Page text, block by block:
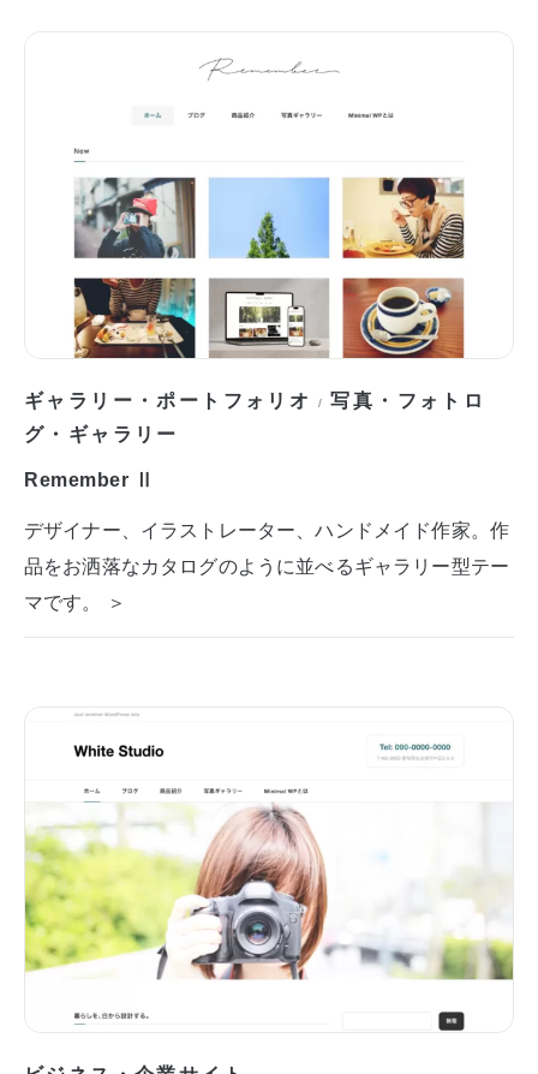
ギャラリー・ポートフォリオ /写真・フォトロ
グ・ギャラリー
Remember Ⅱ
デザイナー、イラストレーター、ハンドメイド作家。作
品をお洒落なカタログのように並べるギャラリー型テー
マです。 ＞